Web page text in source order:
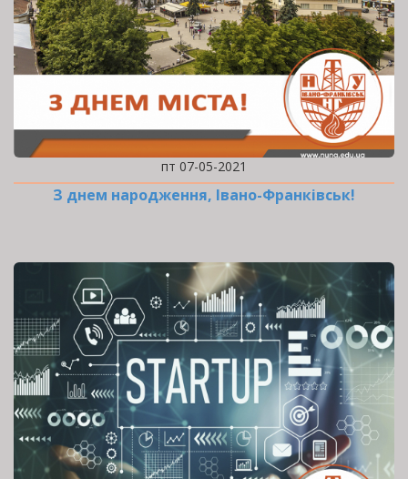
пт 07-05-2021
З днем народження, Івано-Франківськ!